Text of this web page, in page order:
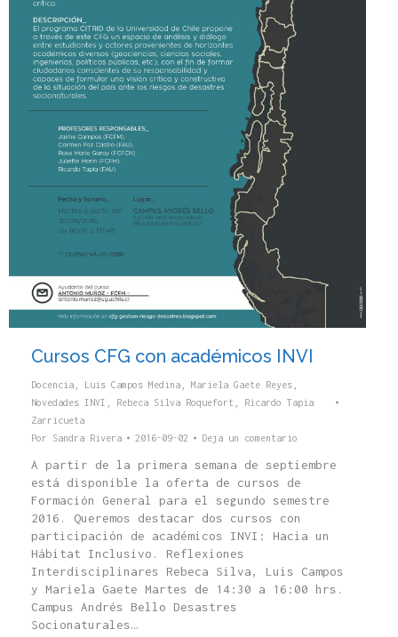
Cursos CFG con académicos INVI
Docencia Luis Campos Medina Mariela Gaete Reyes
Novedades INVI
Rebeca Silva Roquefort
Ricardo Tapia
Zarricueta
Por Sandra Rivera 2016-09-02 Deja un comentario
A partir de la primera semana de septiembre
está disponible la oferta de cursos de
Formación General para el segundo semestre
2016. Queremos destacar dos cursos con
participación de académicos INVI: Hacia un
Hábitat Inclusivo. Reflexiones
Interdisciplinares Rebeca Silva, Luis Campos
y Mariela Gaete Martes de 14:30 a 16:00 hrs.
Campus Andrés Bello Desastres
Socionaturales…